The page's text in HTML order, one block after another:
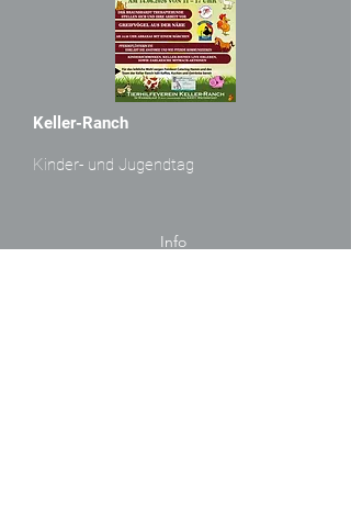
Keller-Ranch
Kinder- und Jugendtag
Info